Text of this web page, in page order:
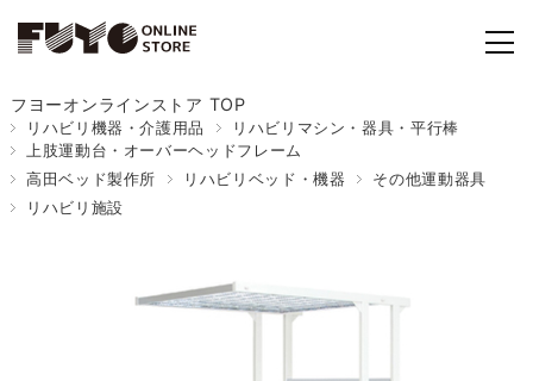
フヨーオンラインストア TOP
リハビリ機器・介護用品
リハビリマシン・器具・平行棒
上肢運動台・オーバーヘッドフレーム
高田ベッド製作所
リハビリベッド・機器
その他運動器具
リハビリ施設